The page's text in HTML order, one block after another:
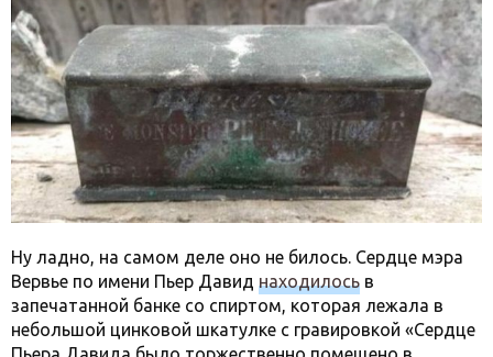
Ну ладно, на самом деле оно не билось. Сердце мэра
Вервье по имени Пьер Давид находилось в
запечатанной банке со спиртом, которая лежала в
небольшой цинковой шкатулке с гравировкой «Сердце